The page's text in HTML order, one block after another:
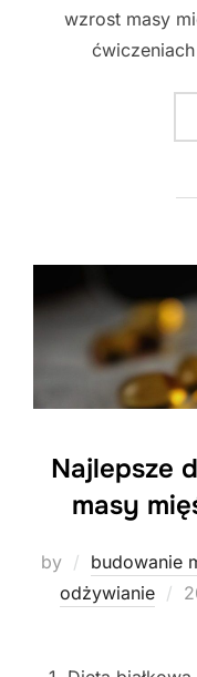
wzrost masy
Najlepsze
masy
by budowanie
odżywianie